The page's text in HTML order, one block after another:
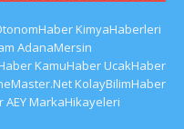
KimyaHaberleri
AdanaMersin
KamuHaberUcakHaber
KolayBilimHaber
AEYMarkaHikayeleri